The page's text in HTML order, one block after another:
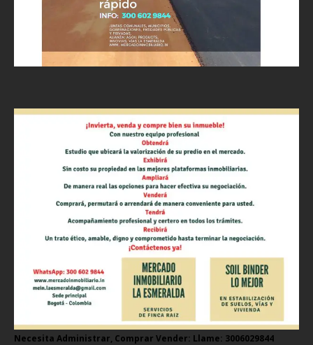
Necesita Administrar, Comprar Vender: Llame: 3006029844